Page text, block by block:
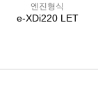
엔진형식
e-XDi220 LET